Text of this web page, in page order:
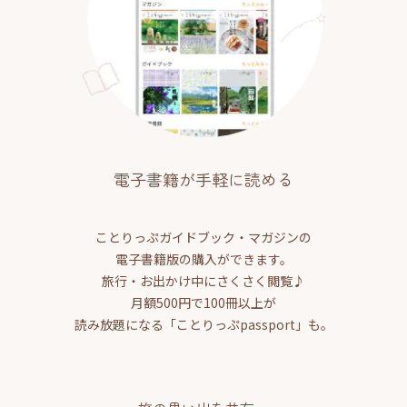
電子書籍が手軽に読める
ことりっぷガイドブック・マガジンの
電子書籍版の購入ができます。
旅行・お出かけ中にさくさく閲覧♪
月額500円で100冊以上が
読み放題になる「ことりっぷpassport」も。